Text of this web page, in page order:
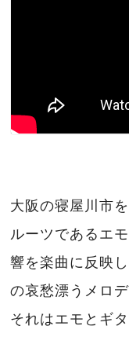
大阪の寝屋川市
ルーツであるエ
響を楽曲に反映
の哀愁漂うメロ
それはエモとギ